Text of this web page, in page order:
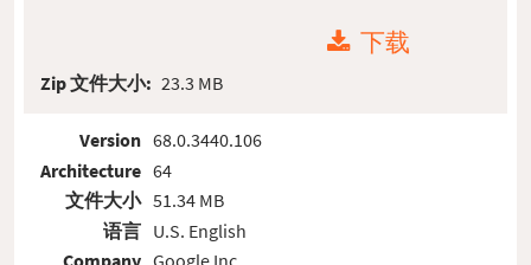
下载
Zip 文件大小: 23.3 MB
Version
Architecture
文件大小
语言
68.0.3440.106
64
51.34 MB
U.S. English